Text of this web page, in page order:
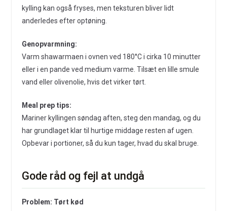
kylling kan også fryses, men teksturen bliver lidt
anderledes efter optøning.
Genopvarmning:
Varm shawarmaen i ovnen ved 180°C i cirka 10 minutter
eller i en pande ved medium varme. Tilsæt en lille smule
vand eller olivenolie, hvis det virker tørt.
Meal prep tips:
Mariner kyllingen søndag aften, steg den mandag, og du
har grundlaget klar til hurtige middage resten af ugen.
Opbevar i portioner, så du kun tager, hvad du skal bruge.
Gode råd og fejl at undgå
Problem: Tørt kød